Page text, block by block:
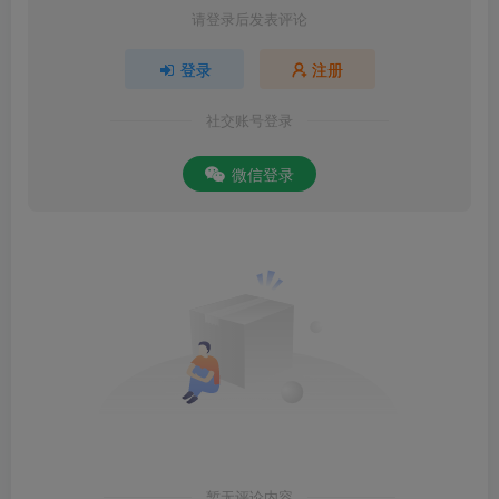
请登录后发表评论
登录 注册
社交账号登录
微信登录